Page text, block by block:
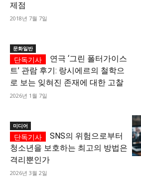
제점
2018년 7월 7일
문화일반
연극 ‘그린 폴터가이스
트’ 관람 후기: 랑시에르의 철학으
로 보는 잊혀진 존재에 대한 고찰
2026년 1월 7일
미디어
SNS의 위험으로부터
청소년을 보호하는 최고의 방법은
격리뿐인가
2026년 3월 2일